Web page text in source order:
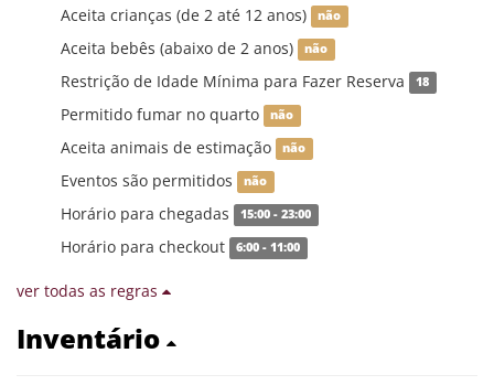
Aceita crianças (de 2 até 12 anos) não
Aceita bebês (abaixo de 2 anos) não
Restrição de Idade Mínima para Fazer Reserva 18
Permitido fumar no quarto não
Aceita animais de estimação não
Eventos são permitidos não
Horário para chegadas 15:00 - 23:00
Horário para checkout 6:00 - 11:00
ver todas as regras
Inventário